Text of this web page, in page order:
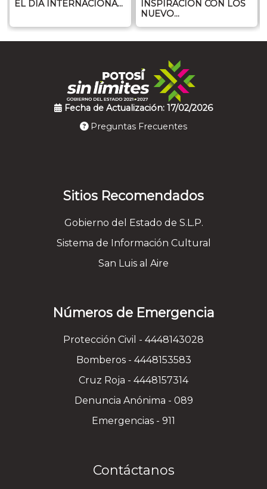
EL DÍA INTERNACIONA…
INSPIRACIÓN CON LOS
NUEVO…
Fecha de Actualización: 17/02/2026
Preguntas Frecuentes
Sitios Recomendados
Gobierno del Estado de S.L.P.
Sistema de Información Cultural
San Luis al Aire
Números de Emergencia
Protección Civil - 4448143028
Bomberos - 4448153583
Cruz Roja - 4448157314
Denuncia Anónima - 089
Emergencias - 911
Contáctanos